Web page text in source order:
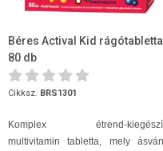
Béres Actival Kid rágótabletta
80 db
Cikksz. BRS1301
Komplex étrend-
multivitamin tabletta, mely